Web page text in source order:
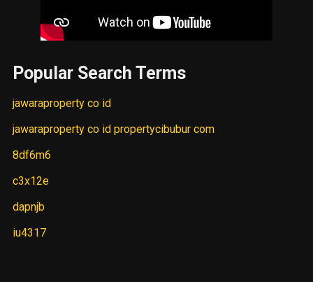
Popular Search Terms
jawaraproperty co id
jawaraproperty co id propertycibubur com
8df6m6
c3x12e
dapnjb
iu4317